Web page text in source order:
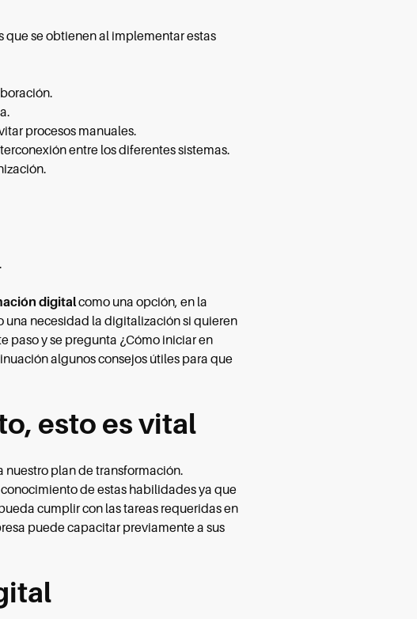
se obtienen al implementar estas
procesos manuales.
entre los diferentes sistemas.
digitalcomo una opción, en la
una necesidad la digitalización si quieren
paso y se pregunta ¿Cómo iniciar en
algunos consejos útiles para que
esto es vital
nuestro plan de transformación.
de estas habilidades ya que
cumplir con las tareas requeridas en
puede capacitar previamente a sus